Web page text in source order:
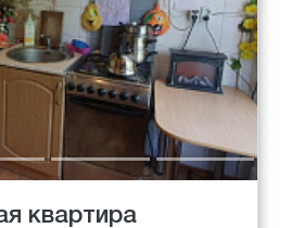
квартира